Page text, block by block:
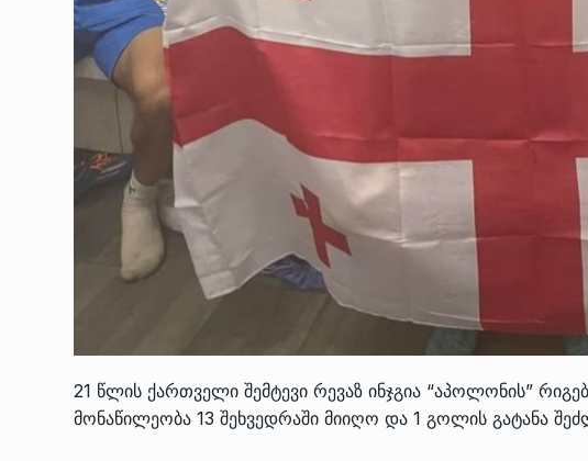
21 წლის ქართველი შემტევი რევაზ ინჯგია “აპოლონის”
მონაწილეობა 13 შეხვედრაში მიიღო და 1 გოლის გატანა